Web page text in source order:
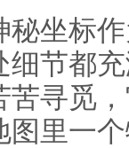
坐标
节都
苦寻觅
图里一